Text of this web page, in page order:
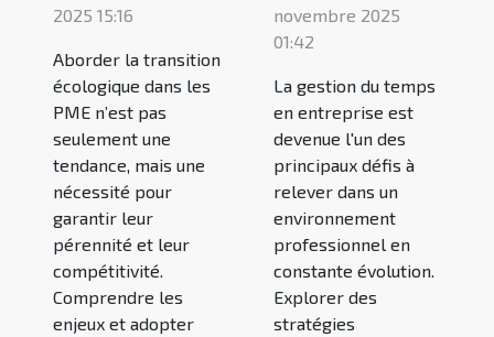
2025 15:16
Aborder la transition
écologique dans les
PME n’est pas
seulement une
tendance, mais une
nécessité pour
garantir leur
pérennité et leur
compétitivité.
Comprendre les
enjeux et adopter
novembre 2025
01:42
La gestion du temps
en entreprise est
devenue l'un des
principaux défis à
relever dans un
environnement
professionnel en
constante évolution.
Explorer des
stratégies